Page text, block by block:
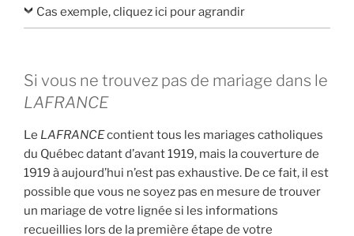
Cas exemple, cliquez ici pour agrandir
Si vous ne trouvez pas de mariage dans le
LAFRANCE
Le LAFRANCEcontient tous les mariages catholiques
du Québec datant d’avant 1919, mais la couverture de
1919 à aujourd’hui n’est pas exhaustive. De ce fait, il est
possible que vous ne soyez pas en mesure de trouver
un mariage de votre lignée si les informations
recueillies lors de la première étape de votre